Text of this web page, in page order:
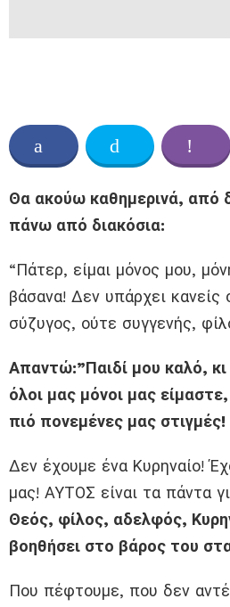
Θα ακούω καθημερινά, από
πάνω από διακόσια:
“Πάτερ, είμαι μόνος μου,
βάσανα! Δεν υπάρχει κανείς
σύζυγος, ούτε συγγενής,
Απαντώ:”Παιδί μου καλό, κι
όλοι μας μόνοι μας
πιό πονεμένες μας στιγμές!
Δεν έχουμε ένα Κυρηναίο!
μας! ΑΥΤΟΣ είναι τα πάντα
Θεός, φίλος, αδελφός,
βοηθήσει στο βάρος του
Που πέφτουμε, που δεν